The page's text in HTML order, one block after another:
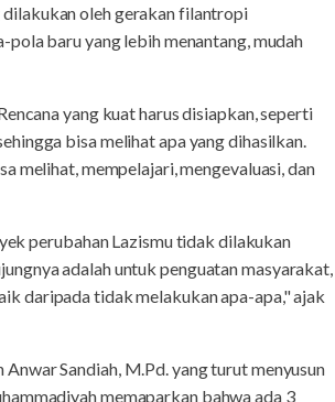
oleh gerakan filantropi
baru yang lebih menantang, mudah
yang kuat harus disiapkan, seperti
bisa melihat apa yang dihasilkan.
melihat, mempelajari, mengevaluasi, dan
perubahan Lazismu tidak dilakukan
adalah untuk penguatan masyarakat,
daripada tidak melakukan apa-apa," ajak
Sandiah, M.Pd. yang turut menyusun
memaparkan bahwa ada 3